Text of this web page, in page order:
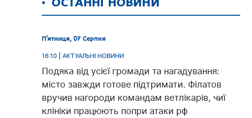
ОСТАННІ НОВИНИ
П’ятниця, 07 Серпня
16:10 | АКТУАЛЬНІ НОВИНИ
Подяка від усієї громади та нагадування:
місто завжди готове підтримати. Філатов
вручив нагороди командам ветлікарів, чиї
клініки працюють попри атаки рф